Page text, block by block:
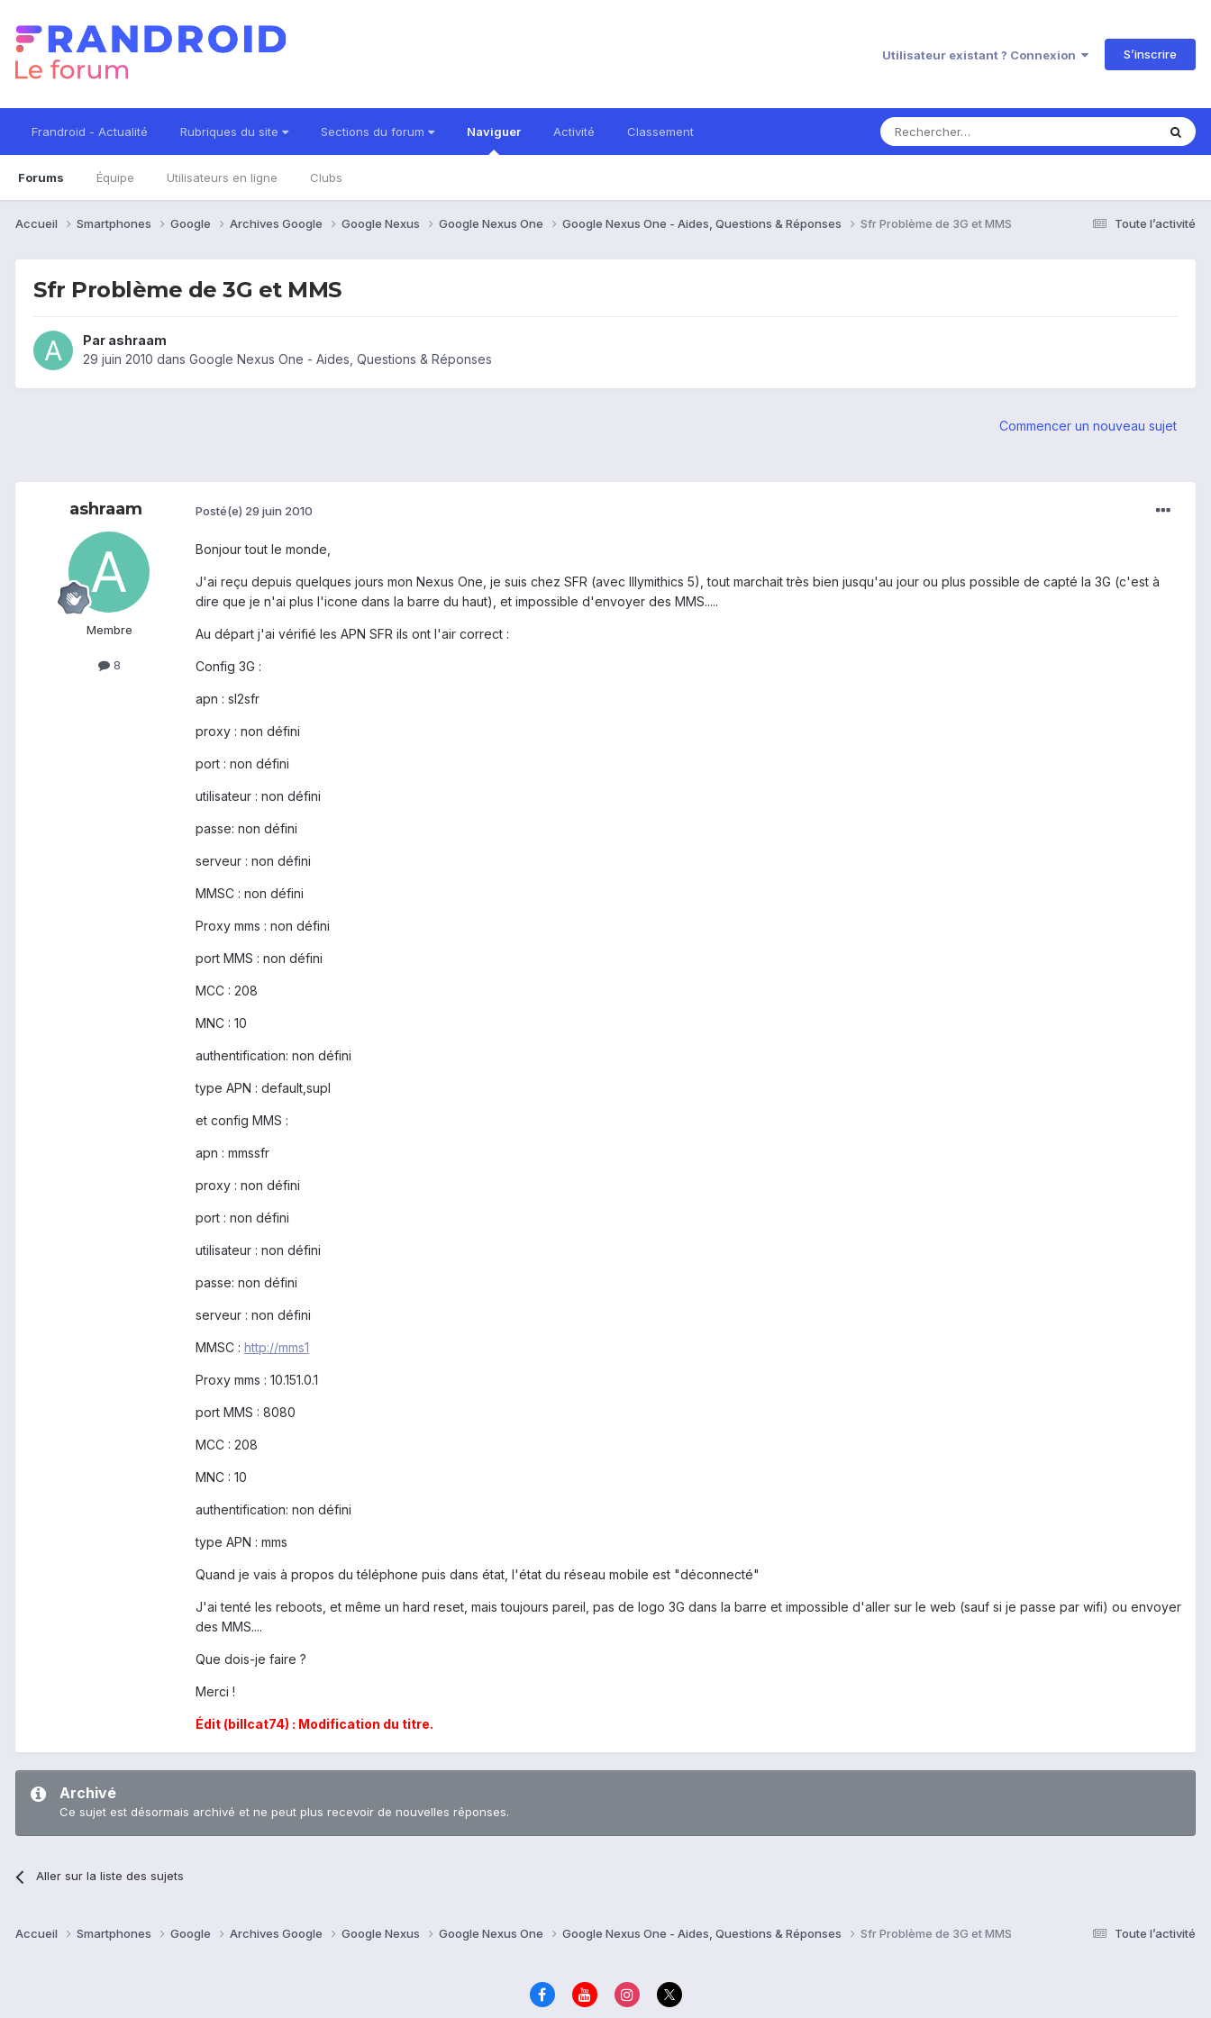
Utilisateur existant ? Connexion S’inscrire
Frandroid - Actualité Rubriques du site Sections du forum Naviguer
Forums Équipe Utilisateurs en ligne Clubs
Activité Classement
Toute l’activité
Accueil Smartphones Google Archives Google Google Nexus Google Nexus One Google Nexus One - Aides, Questions & Réponses Sfr Problème de 3G et MMS
Sfr Problème de 3G et MMS
Par ashraam
29 juin 2010 dans Google Nexus One - Aides, Questions & Réponses
Commencer un nouveau sujet
ashraam
Membre
8
Posté(e) 29 juin 2010
Bonjour tout le monde,
J'ai reçu depuis quelques jours mon Nexus One, je suis chez SFR (avec Illymithics 5), tout marchait très bien jusqu'au jour ou plus possible de capté la 3G (c'est à
dire que je n'ai plus l'icone dans la barre du haut), et impossible d'envoyer des MMS.....
Au départ j'ai vérifié les APN SFR ils ont l'air correct :
Config 3G :
apn : sl2sfr
proxy : non défini
port : non défini
utilisateur : non défini
passe: non défini
serveur : non défini
MMSC : non défini
Proxy mms : non défini
port MMS : non défini
MCC : 208
MNC : 10
authentification: non défini
type APN : default,supl
et config MMS :
apn : mmssfr
proxy : non défini
port : non défini
utilisateur : non défini
passe: non défini
serveur : non défini
MMSC : http://mms1
Proxy mms : 10.151.0.1
port MMS : 8080
MCC : 208
MNC : 10
authentification: non défini
type APN : mms
Quand je vais à propos du téléphone puis dans état, l'état du réseau mobile est "déconnecté"
J'ai tenté les reboots, et même un hard reset, mais toujours pareil, pas de logo 3G dans la barre et impossible d'aller sur le web (sauf si je passe par wifi) ou envoyer
des MMS....
Que dois-je faire ?
Merci !
Édit (billcat74) : Modification du titre.
Archivé
Ce sujet est désormais archivé et ne peut plus recevoir de nouvelles réponses.
Aller sur la liste des sujets
Toute l’activité
Accueil Smartphones Google Archives Google Google Nexus Google Nexus One Google Nexus One - Aides, Questions & Réponses Sfr Problème de 3G et MMS